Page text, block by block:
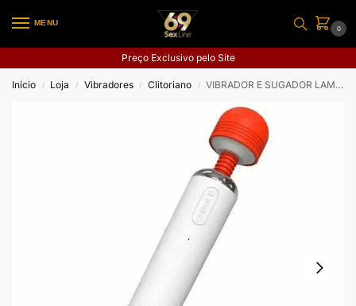
MENU
0
Preço Exclusivo pelo Site
Início / Loja / Vibradores / Clitoriano / VIBRADOR E SUGADOR LAMBE LAMBE LUXURY